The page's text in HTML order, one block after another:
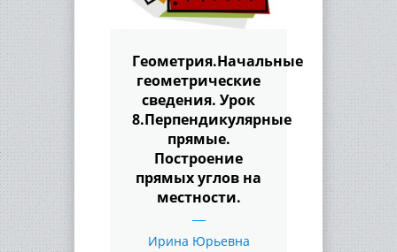
Геометрия.Начальные
геометрические
сведения. Урок
8.Перпендикулярные
прямые.
Построение
прямых углов на
местности.
Ирина Юрьевна